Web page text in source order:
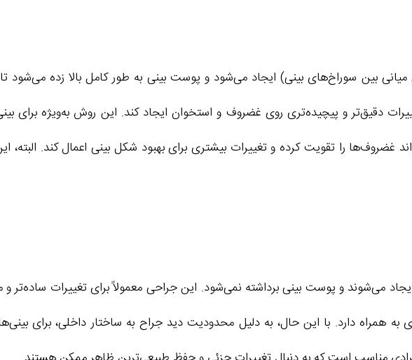
بین سوراخ‌های بینی) ایجاد می‌شود و پوست بینی به طور کامل بالا زده می‌شود
دقیق‌تر و پیچیده‌تری روی غضروف و استخوان ایجاد کند. این روش به‌ویژه
را تقویت کرده و تغییرات بیشتری برای بهبود شکل بینی اعمال کند. البته،
می‌شوند و پوست بینی برداشته نمی‌شود. این جراحی معمولاً برای تغییرات ساده‌تر و
همراه دارد. با این حال، به دلیل محدودیت دید جراح به ساختار داخلی، برای